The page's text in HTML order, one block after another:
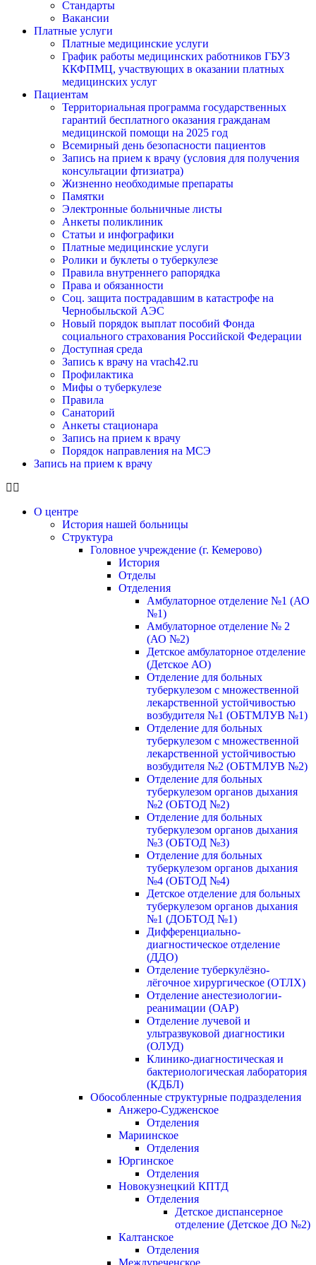
Стандарты
Вакансии
Платные услуги
Платные медицинские услуги
График работы медицинских работников ГБУЗ
ККФПМЦ, участвующих в оказании платных
медицинских услуг
Пациентам
Территориальная программа государственных
гарантий бесплатного оказания гражданам
медицинской помощи на 2025 год
Всемирный день безопасности пациентов
Запись на прием к врачу (условия для получения
консультации фтизиатра)
Жизненно необходимые препараты
Памятки
Электронные больничные листы
Анкеты поликлиник
Статьи и инфографики
Платные медицинские услуги
Ролики и буклеты о туберкулезе
Правила внутреннего рапорядка
Права и обязанности
Соц. защита пострадавшим в катастрофе на
Чернобыльской АЭС
Новый порядок выплат пособий Фонда
социального страхования Российской Федерации
Доступная среда
Запись к врачу на vrach42.ru
Профилактика
Мифы о туберкулезе
Правила
Санаторий
Анкеты стационара
Запись на прием к врачу
Порядок направления на МСЭ
Запись на прием к врачу
О центре
История нашей больницы
Структура
Головное учреждение (г. Кемерово)
История
Отделы
Отделения
Амбулаторное отделение №1 (АО
№1)
Амбулаторное отделение № 2
(АО №2)
Детское амбулаторное отделение
(Детское АО)
Отделение для больных
туберкулезом с множественной
лекарственной устойчивостью
возбудителя №1 (ОБТМЛУВ №1)
Отделение для больных
туберкулезом с множественной
лекарственной устойчивостью
возбудителя №2 (ОБТМЛУВ №2)
Отделение для больных
туберкулезом органов дыхания
№2 (ОБТОД №2)
Отделение для больных
туберкулезом органов дыхания
№3 (ОБТОД №3)
Отделение для больных
туберкулезом органов дыхания
№4 (ОБТОД №4)
Детское отделение для больных
туберкулезом органов дыхания
№1 (ДОБТОД №1)
Дифференциально-
диагностическое отделение
(ДДО)
Отделение туберкулёзно-
лёгочное хирургическое (ОТЛХ)
Отделение анестезиологии-
реанимации (ОАР)
Отделение лучевой и
ультразвуковой диагностики
(ОЛУД)
Клинико-диагностическая и
бактериологическая лаборатория
(КДБЛ)
Обособленные структурные подразделения
Анжеро-Судженское
Отделения
Мариинское
Отделения
Юргинское
Отделения
Новокузнецкий КПТД
Отделения
Детское диспансерное
отделение (Детское ДО №2)
Калтанское
Отделения